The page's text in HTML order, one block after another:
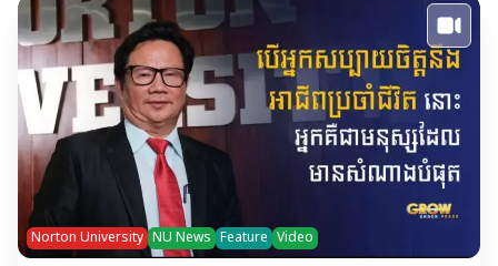
Norton University NU News Feature Video